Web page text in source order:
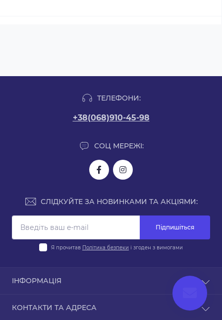
ТЕЛЕФОНИ:
+38(068)910-45-98
СОЦ МЕРЕЖІ:
СЛІДКУЙТЕ ЗА НОВИНКАМИ ТА АКЦІЯМИ:
Підпишіться
Я прочитав Політика безпеки і згоден з вимогами
ІНФОРМАЦІЯ
Політика безпеки
КОНТАКТИ ТА АДРЕСА